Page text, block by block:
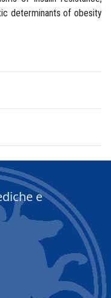
determinants of obesity
e